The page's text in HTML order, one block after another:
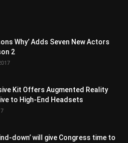
Why’ Adds Seven New Actors
2
Kit Offers Augmented Reality
to High-End Headsets
down’ will give Congress time to